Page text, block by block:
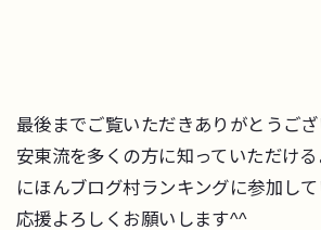
最後までご覧いただきありがとうござ
安東流を多くの方に知っていただける
にほんブログ村ランキングに参加して
応援よろしくお願いします^^